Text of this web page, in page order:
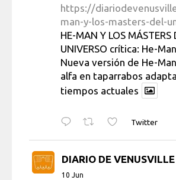
https://
man-y-los-masters-del-
HE-MAN Y LOS MÁSTERS
UNIVERSO crítica: He-
Nueva versión de He-
alfa en taparrabos
tiempos actuales
Twitter
DIARIO DE VENUSVILLE
10 Jun